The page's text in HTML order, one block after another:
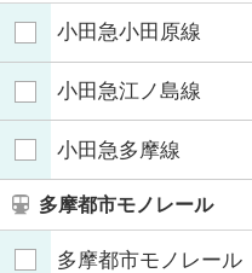
小田急小田原線
小田急江ノ島線
小田急多摩線
多摩都市モノレール
多摩都市モノレール